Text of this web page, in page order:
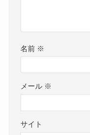
名前 ※
メール ※
サイト